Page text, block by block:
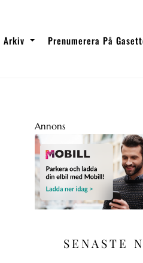
Arkiv Prenumerera På
Annons
SENASTE